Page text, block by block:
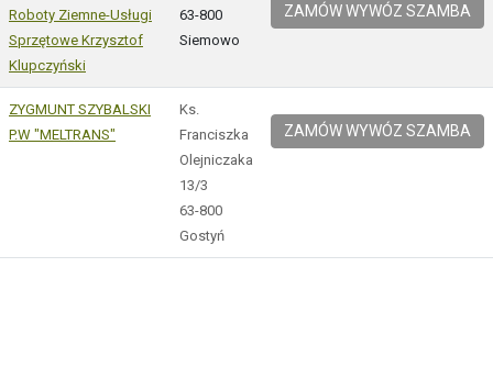
Roboty Ziemne-Usługi
Sprzętowe Krzysztof
Klupczyński
63-800
Siemowo
ZAMÓW WYWÓZ SZAMBA
ZYGMUNT SZYBALSKI
P.W "MELTRANS"
Ks.
Franciszka
Olejniczaka
13/3
63-800
Gostyń
ZAMÓW WYWÓZ SZAMBA